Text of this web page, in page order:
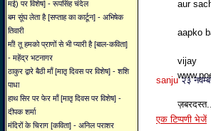
मई) पर विशेष] - रूपसिंह चंदेल
बम सूंघ लेता है [सप्ताह का कार्टून] - अभिषेक
तिवारी
माँ! तू हमको प्राणों से भी प्यारी है [बाल-कविता]
- महेंद्र भटनागर
ठाकुर द्वारे बैठी माँ [मातृ दिवस पर विशेष] - शशि
पाधा
हाथ सिर पर फेर माँ [मातृ दिवस पर विशेष] -
दीपक शर्मा
मंदिरों के चिराग [कविता] - अनिल पराशर
aur
aapko
vijay
sanju २३
एक टिप्पणी भेजें